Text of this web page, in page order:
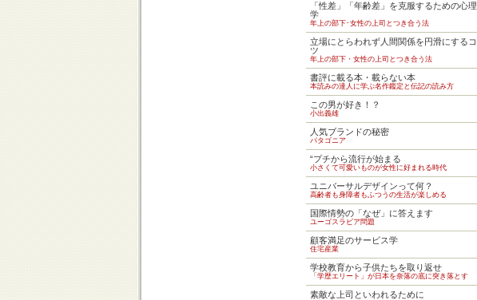
「性差」「年齢差」を克服するための心理
学
年上の部下･女性の上司とつき合う法
立場にとらわれず人間関係を円滑にするコ
ツ
年上の部下・女性の上司とつき合う法
書評に載る本・載らない本
本読みの達人に学ぶ名作鑑定と伝記の読み方
この男が好き！？
小出義雄
人気ブランドの秘密
パタゴニア
“プチから流行が始まる
小さくて可愛いものが女性に好まれる時代
ユニバーサルデザインって何？
高齢者も身障者もふつうの生活が楽しめる
国際情勢の「なぜ」に答えます
ユーゴスラビア問題
顧客満足のサービス学
住宅産業
学校教育から子供たちを取り返せ
「学歴エリート」が日本を奈落の底に突き落とす
素敵な上司といわれるために